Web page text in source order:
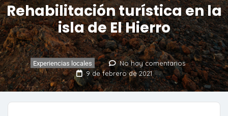
Rehabilitación turística en la
isla de El Hierro
Experiencias locales
No hay comentarios
9 de febrero de 2021